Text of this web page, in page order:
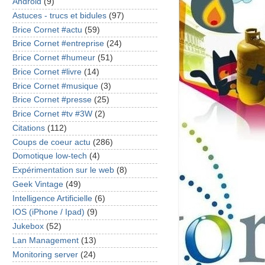
Astuces - trucs et bidules (97)
Brice Cornet #actu (59)
Brice Cornet #entreprise (24)
Brice Cornet #humeur (51)
Brice Cornet #livre (14)
Brice Cornet #musique (3)
Brice Cornet #presse (25)
Brice Cornet #tv #3W (2)
Citations (112)
Coups de coeur actu (286)
Domotique low-tech (4)
Expérimentation sur le web (8)
Geek Vintage (49)
Intelligence Artificielle (6)
IOS (iPhone / Ipad) (9)
Jukebox (52)
Lan Management (13)
Monitoring server (24)